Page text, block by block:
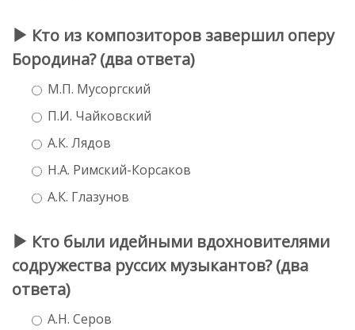
Кто из композиторов завершил оперу
Бородина? (два ответа)
М.П. Мусоргский
П.И. Чайковский
А.К. Лядов
Н.А. Римский-Корсаков
А.К. Глазунов
Кто были идейными вдохновителями
содружества руссих музыкантов? (два
ответа)
А.Н. Серов